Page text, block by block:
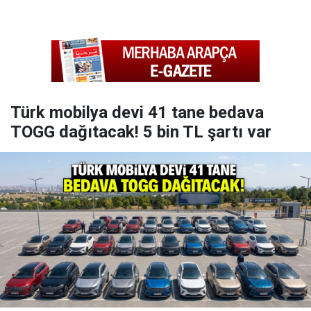
Türk mobilya devi 41 tane bedava
TOGG dağıtacak! 5 bin TL şartı var